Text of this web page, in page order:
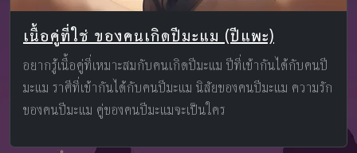
เนื้อคู่ที่ใช่ ของคนเกิดปีมะแม (ปีแพะ)
อยากรู้เนื้อคู่ที่เหมาะสมกับคนเกิดปีมะแม ปีที่เข้ากันได้กับคนปี
มะแม ราศีที่เข้ากันได้กับคนปีมะแม นิสัยของคนปีมะแม ความรัก
ของคนปีมะแม คู่ของคนปีมะแมจะเป็นใคร